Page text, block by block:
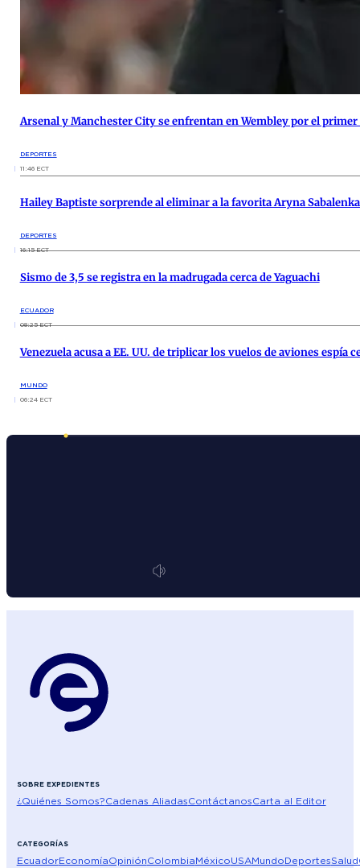
Arsenal y Manchester City se enfrentan en Wembley por el
DEPORTES
11:46 ECT
Hailey Baptiste sorprende al eliminar a la favorita Aryna
DEPORTES
16:15 ECT
Sismo de 3,5 se registra en la madrugada cerca de Yaguachi
ECUADOR
08:25 ECT
Venezuela acusa a EE. UU. de triplicar los vuelos de aviones espía
MUNDO
06:24 ECT
SOBRE EXPEDIENTES
¿Quiénes Somos?Cadenas AliadasContáctanosCarta al Editor
CATEGORÍAS
EcuadorEconomíaOpiniónColombiaMéxicoUSAMundoDeportesSalud